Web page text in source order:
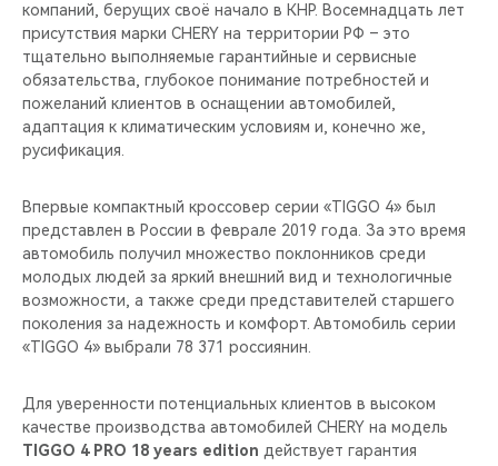
компаний, берущих своё начало в КНР. Восемнадцать лет
присутствия марки CHERY на территории РФ – это
тщательно выполняемые гарантийные и сервисные
обязательства, глубокое понимание потребностей и
пожеланий клиентов в оснащении автомобилей,
адаптация к климатическим условиям и, конечно же,
русификация.
Впервые компактный кроссовер серии «TIGGO 4» был
представлен в России в феврале 2019 года. За это время
автомобиль получил множество поклонников среди
молодых людей за яркий внешний вид и технологичные
возможности, а также среди представителей старшего
поколения за надежность и комфорт. Автомобиль серии
«TIGGO 4» выбрали 78 371 россиянин.
Для уверенности потенциальных клиентов в высоком
качестве производства автомобилей CHERY на модель
TIGGO 4 PRO 18 years edition действует гарантия